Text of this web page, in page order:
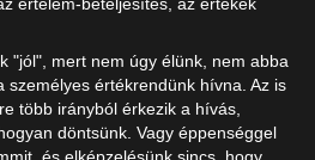
"jól", mert nem úgy élünk, nem abba
személyes értékrendünk hívna. Az is
több irányból érkezik a hívás,
döntsünk. Vagy éppenséggel